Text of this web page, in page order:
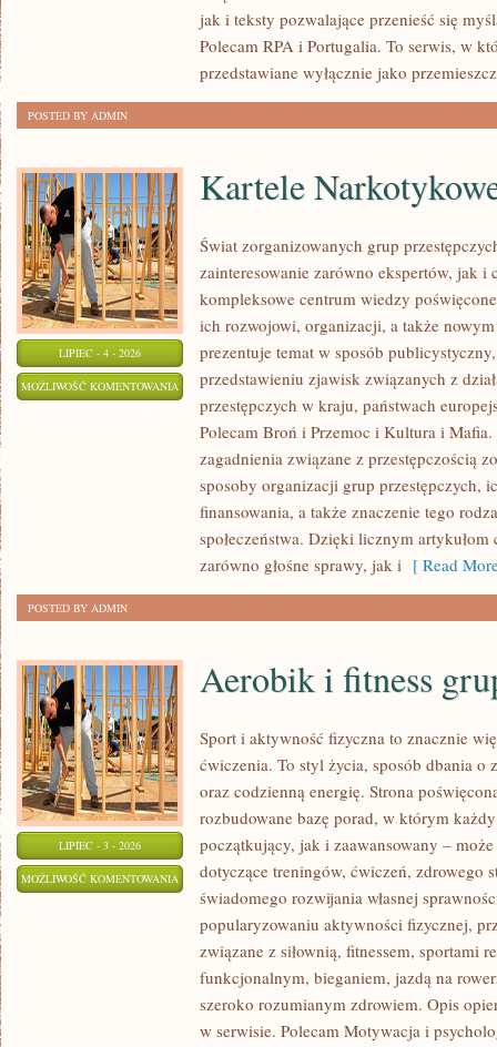
jak i teksty pozwalające przenieść się
Polecam RPA i Portugalia. To serwis, w
przedstawiane wyłącznie jako
POSTED BY ADMIN
LIPIEC - 4 - 2026
MOŻLIWOŚĆ KOMENTOWANIA KARTELE
NARKOTYKOWE
Kartele
Świat zorganizowanych grup
zainteresowanie zarówno ekspertów, jak i
kompleksowe centrum wiedzy
ich rozwojowi, organizacji, a także
prezentuje temat w sposób
przedstawieniu zjawisk związanych z
przestępczych w kraju, państwach
Polecam Broń i Przemoc i Kultura i
zagadnienia związane z przestępczością
sposoby organizacji grup przestępczych,
finansowania, a także znaczenie tego
społeczeństwa. Dzięki licznym
zarówno głośne sprawy, jak i [ Read
POSTED BY ADMIN
LIPIEC - 3 - 2026
MOŻLIWOŚĆ KOMENTOWANIA AEROBIK
FITNESS
GRUPOWY
Aerobik i fitness
Sport i aktywność fizyczna to znacznie
ćwiczenia. To styl życia, sposób dbania o
oraz codzienną energię. Strona
rozbudowane bazę porad, w którym
początkujący, jak i zaawansowany –
dotyczące treningów, ćwiczeń, zdrowego
świadomego rozwijania własnej
popularyzowaniu aktywności fizycznej,
związane z siłownią, fitnessem, sportami
funkcjonalnym, bieganiem, jazdą na
szeroko rozumianym zdrowiem. Opis
w serwisie. Polecam Motywacja i